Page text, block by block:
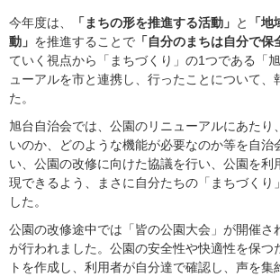
今年度は、 「まちの形を推進する活動」 と
「
動」 を推進することで 「自分のまちは自分で保
ていく視点から「まちづくり」の1つである「
ューアルを市と連携し、行ったことについて、
た。
旭台自治会では、公園のリニューアルにあたり
いのか、どのような機能が必要なのか等を自治
い、公園の改修に向けた協議を行い、公園を利
現できるよう、まさに自分たちの「まちづくり
した。
公園の改修途中では「皆の公園大会」が開催さ
が行われました。公園の安全性や快適性を保つ
トを作成し、利用者が自分達で確認し、声を集